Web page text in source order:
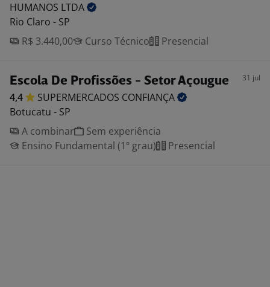
HUMANOS LTDA
Rio Claro - SP
R$ 3.440,00
Curso Técnico Presencial
Escola De Profissões - Setor Açougue 31 jul
4,4 SUPERMERCADOS CONFIANÇA
Botucatu - SP
A combinar
Sem experiência
Ensino Fundamental (1º grau)
Presencial